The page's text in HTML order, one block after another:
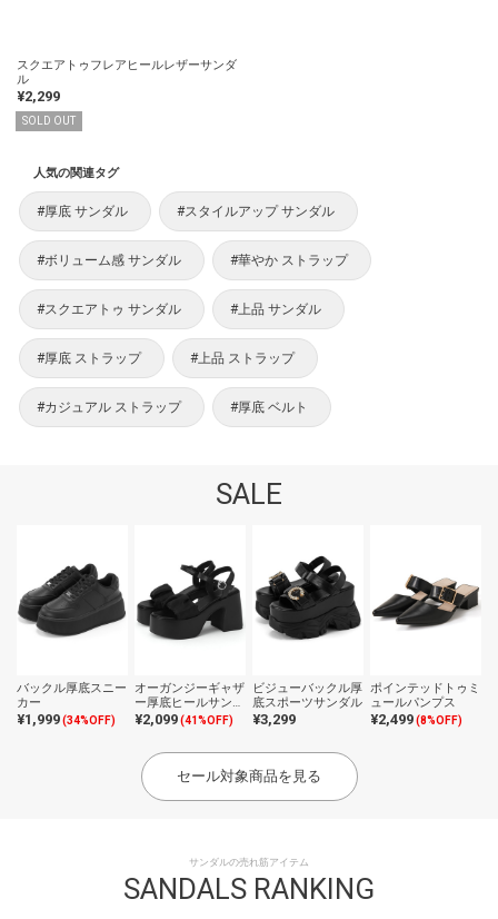
スクエアトゥフレアヒールレザーサンダ
ル
¥2,299
SOLD OUT
人気の関連タグ
#厚底 サンダル #スタイルアップ サンダル
#ボリューム感 サンダル #華やか ストラップ
#スクエアトゥ サンダル #上品 サンダル
#厚底 ストラップ #上品 ストラップ
#カジュアル ストラップ #厚底 ベルト
SALE
バックル厚底スニー
カー
¥1,999(34%OFF)
オーガンジーギャザ
ー厚底ヒールサンダ
ル
¥2,099(41%OFF)
ビジューバックル厚
底スポーツサンダル
¥3,299
ポインテッドトゥミ
ュールパンプス
¥2,499(8%OFF)
セール対象商品を見る
サンダルの売れ筋アイテム
SANDALS RANKING